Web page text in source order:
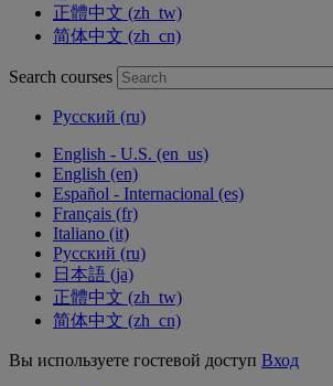
正體中文 ‎(zh_tw)‎
简体中文 ‎(zh_cn)‎
Search courses
Русский ‎(ru)‎
English - U.S. ‎(en_us)‎
English ‎(en)‎
Español - Internacional ‎(es)‎
Français ‎(fr)‎
Italiano ‎(it)‎
Русский ‎(ru)‎
日本語 ‎(ja)‎
正體中文 ‎(zh_tw)‎
简体中文 ‎(zh_cn)‎
Вы используете гостевой доступ Вход